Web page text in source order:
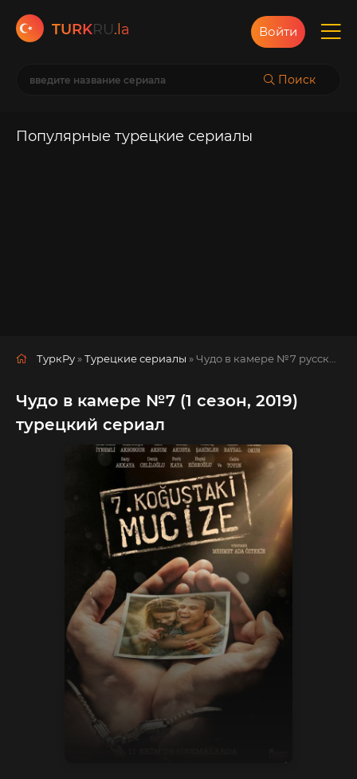
TURKRU.la
Поиск
Войти
Популярные турецкие сериалы
ТуркРу »Турецкие сериалы » Чудо в камере №7 русская озвучка смотреть полностью онлайн!
Чудо в камере №7 (1 сезон, 2019)
турецкий сериал